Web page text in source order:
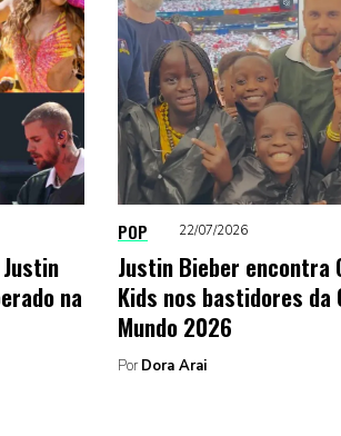
na
POP 22/07/2026
Justin Bieber encontra
Kids nos bastidores da
Mundo 2026
Por Dora Arai